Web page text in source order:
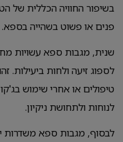
בשיפור החוויה הכללית של
פנים או פשוט בשהייה בספא.
שנית, מגבות ספא עשויות
לספוג זיעה ולחות ביעילות.
טיפולים או אחרי שימוש
לנוחות ולתחושת ניקיון.
לבסוף, מגבות ספא משדרות